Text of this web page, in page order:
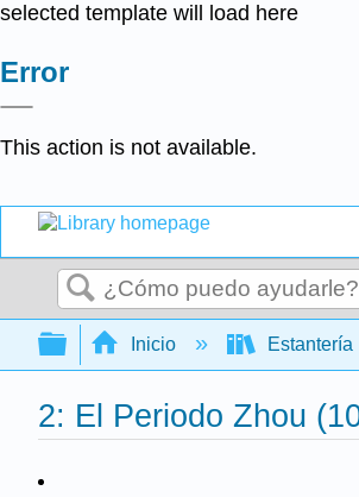
selected template will load here
Error
This action is not available.
Buscar
Expandir/contraer
Inicio Estantería
2: El Periodo Zhou